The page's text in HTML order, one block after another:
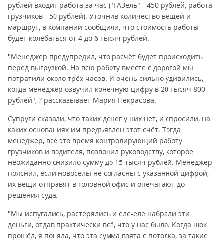
рублей входит работа за час ("ГАЗель" - 450 рублей, работа
грузчиков - 50 рублей). Уточнив количество вещей и
маршрут, в компании сообщили, что стоимость работы
будет колебаться от 4 до 6 тысяч рублей.
"Менеджер предупредил, что расчёт будет происходить
перед выгрузкой. На всю работу вместе с дорогой мы
потратили около трёх часов. И очень сильно удивились,
когда менеджер озвучил конечную цифру в 20 тысяч 800
рублей", ? рассказывает Мария Некрасова.
Супруги сказали, что таких денег у них нет, и спросили, на
каких основаниях им предъявлен этот счёт. Тогда
менеджер, всё это время контролирующий работу
грузчиков и водителя, позвонил руководству, которое
неожиданно снизило сумму до 15 тысяч рублей. Менеджер
пояснил, если новосёлы не согласны с указанной цифрой,
их вещи отправят в головной офис и опечатают до
решения суда.
"Мы испугались, растерялись и еле-еле набрали эти
деньги, отдав практически всё, что у нас было. Когда шок
прошёл, я поняла, что эта сумма взята с потолка, за такие